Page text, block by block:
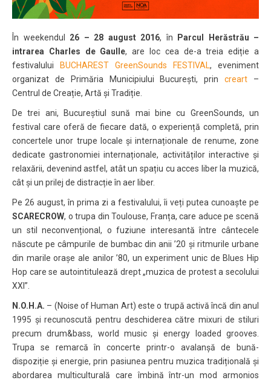
În weekendul 26 – 28 august 2016, în
Parcul Herăstrău –
intrarea Charles de Gaulle, are loc cea de-a treia ediție a
festivalului
BUCHAREST GreenSounds FESTIVAL, eveniment
organizat de Primăria Municipiului București, princreart –
Centrul de Creație, Artă și Tradiție.
De trei ani, Bucureștiul sună mai bine cu GreenSounds, un
festival care oferă de fiecare dată, o experiență completă, prin
concertele unor trupe locale și internaționale de renume, zone
dedicate gastronomiei internaționale, activităților interactive și
relaxării, devenind astfel, atât un spațiu cu acces liber la muzică,
cât și un prilej de distracție în aer liber.
Pe 26 august, în prima zi a festivalului, îi veți putea cunoaște pe
SCARECROW, o trupa din Toulouse, Franța, care aduce pe scenă
un stil neconvențional, o fuziune interesantă între cântecele
născute pe câmpurile de bumbac din anii ’20 și ritmurile urbane
din marile orașe ale anilor ’80, un experiment unic de Blues Hip
Hop care se autointitulează drept „muzica de protest a secolului
XXI”.
N.O.H.A. – (Noise of Human Art) este o trupă activă încă din anul
1995 și recunoscută pentru deschiderea către mixuri de stiluri
precum drum&bass, world music și energy loaded grooves.
Trupa se remarcă în concerte printr-o avalanșă de bună-
dispoziție și energie, prin pasiunea pentru muzica tradițională și
abordarea multiculturală care îmbină într-un mod armonios